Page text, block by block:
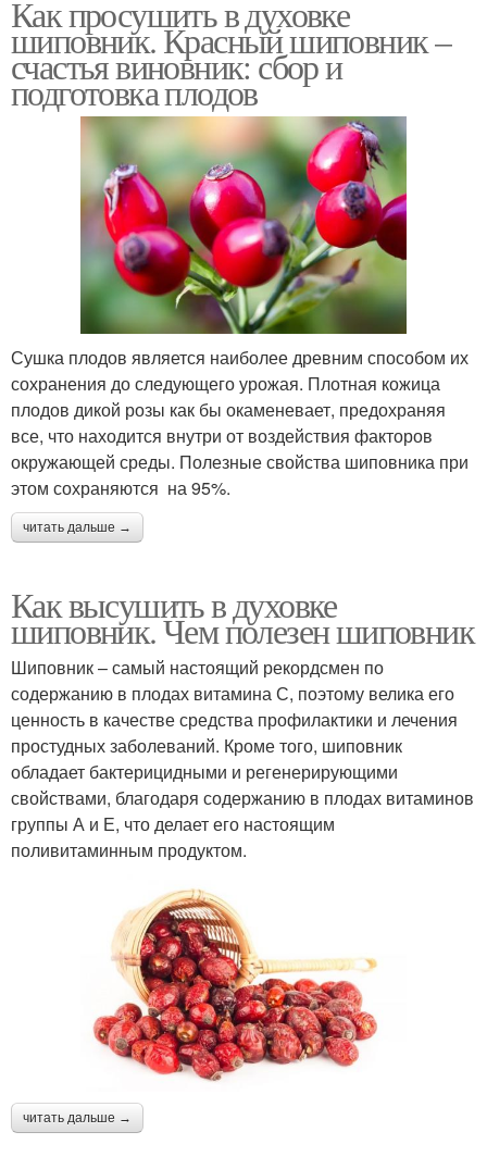
Как просушить в духовке
шиповник. Красный шиповник –
счастья виновник: сбор и
подготовка плодов
Сушка плодов является наиболее древним способом их
сохранения до следующего урожая. Плотная кожица
плодов дикой розы как бы окаменевает, предохраняя
все, что находится внутри от воздействия факторов
окружающей среды. Полезные свойства шиповника при
этом сохраняются на 95%.
читать дальше →
Как высушить в духовке
шиповник. Чем полезен шиповник
Шиповник – самый настоящий рекордсмен по
содержанию в плодах витамина С, поэтому велика его
ценность в качестве средства профилактики и лечения
простудных заболеваний. Кроме того, шиповник
обладает бактерицидными и регенерирующими
свойствами, благодаря содержанию в плодах витаминов
группы А и Е, что делает его настоящим
поливитаминным продуктом.
читать дальше →